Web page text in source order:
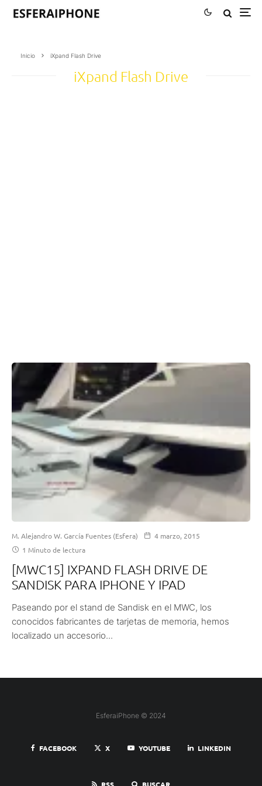
Inicio iXpand Flash Drive
iXpand Flash Drive
M. Alejandro W. García Fuentes (Esfera)
4 marzo, 2015
1 Minuto de lectura
[MWC15] IXPAND FLASH DRIVE DE
SANDISK PARA IPHONE Y IPAD
Paseando por el stand de Sandisk en el MWC, los
conocidos fabricantes de tarjetas de memoria, hemos
localizado un accesorio...
EsferaiPhone © 2024
FACEBOOK X YOUTUBE LINKEDIN
RSS BUSCAR